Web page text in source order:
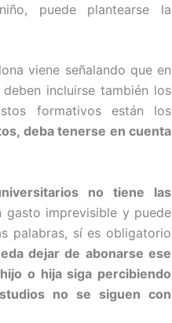
puede plantearse la
viene señalando que en
incluirse también los
formativos están los
deba tenerse en cuenta
no tiene las
gasto imprevisible y puede
palabras, sí es obligatorio
dejar de abonarse ese
o hija siga percibiendo
no se siguen con